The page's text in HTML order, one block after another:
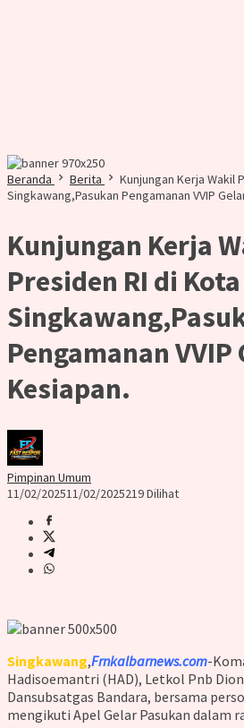
Beranda Berita
Kunjungan Kerja Wakil
Singkawang,Pasukan Pengamanan VVIP
Kunjungan Kerja
Presiden RI di Kota
Pengamanan VVIP
Kesiapan.
Pimpinan Umum
11/02/202511/02/2025219 Dilihat
Singkawang,Frnkalbarnews.com-
Hadisoemantri (HAD), Letkol Pnb Dion
Dansubsatgas Bandara, bersama
mengikuti Apel Gelar Pasukan dalam